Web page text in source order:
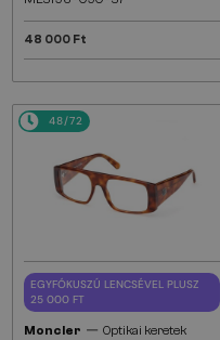
48 000 Ft
48/72
EGYFÓKUSZÚ LENCSÉVEL PLUSZ
25 000 FT
Moncler — Optikai keretek